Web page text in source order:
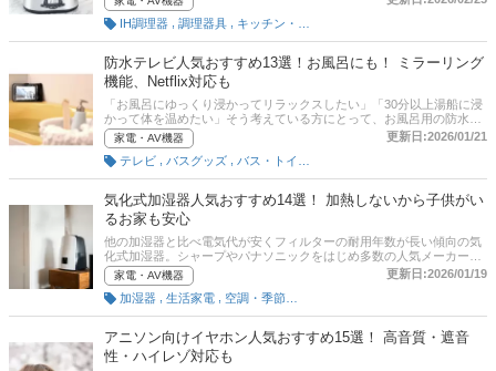
ています。また調理時間の短縮になるのも魅力です。この記事では、
スチームクッカーの選び方とおすすめ商品を紹介。ティファールやラ
ッセルホブズなど人気メーカーの商品もご紹介します。後半には、比
較一覧表や通販サイトの最新人気ランキングもあるので、売れ筋や口
コミとあわせてチェックしてみてください。
IH調理器
調理器具
防水テレビ人気おすすめ13選！お風呂にも！ ミラーリング
機能、Netflix対応も
「お風呂にゆっくり浸かってリラックスしたい」「30分以上湯船に浸
かって体を温めたい」そう考えている方にとって、お風呂用の防水テ
レビはとても便利です。Wi-Fi対応であれば、NetflixやAmazonプライ
ムビデオなどに接続して人気作品を観ることも可能に。多くの製品が
どこへでも持ち運べるポータブルタイプなので、工事する必要もあり
ません。本記事では、防水テレビの選び方と、ミラーリング機能や録
画機能など使い勝手のいい商品を紹介します。パナソニックやシャー
プといった人気メーカーの製品を中心にピックアップ！ユーザーのイ
チオシ商品も確認してみてくださいね。比較一覧表や通販サイトの最
新人気ランキングもあるので、売れ筋や口コミとあわせてチェックし
てみてください。
家電・AV機器
更新日:2026/01/21
テレビ
バスグッズ
気化式加湿器人気おすすめ14選！ 加熱しないから子供がい
るお家も安心
他の加湿器と比べ電気代が安くフィルターの耐用年数が長い傾向の気
化式加湿器。シャープやパナソニックをはじめ多数の人気メーカーか
ら小型・大型の商品が発売されています。そこで本記事では、気化式
加湿器の選び方とおすすめ商品を紹介します。メリット・デメリット
についても解説。後半には、比較一覧表や通販サイトの最新人気ラン
キングもあるので、売れ筋や口コミとあわせてチェックしてみてくだ
家電・AV機器
更新日:2026/01/19
加湿器
生活家電
アニソン向けイヤホン人気おすすめ15選！ 高音質・遮音
性・ハイレゾ対応も